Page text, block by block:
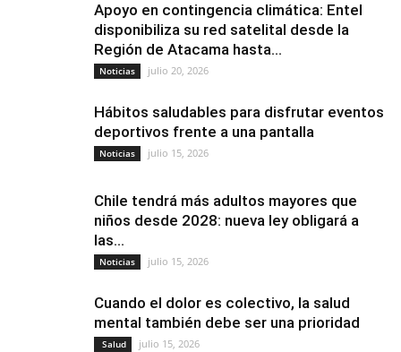
Apoyo en contingencia climática: Entel
disponibiliza su red satelital desde la
Región de Atacama hasta...
Noticias julio 20, 2026
Hábitos saludables para disfrutar eventos
deportivos frente a una pantalla
Noticias julio 15, 2026
Chile tendrá más adultos mayores que
niños desde 2028: nueva ley obligará a
las...
Noticias julio 15, 2026
Cuando el dolor es colectivo, la salud
mental también debe ser una prioridad
Salud julio 15, 2026